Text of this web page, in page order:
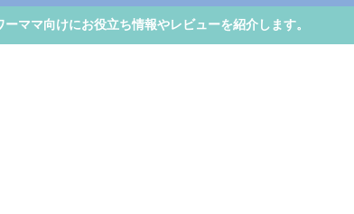
ーママ向けにお役立ち情報やレビューを紹介します。